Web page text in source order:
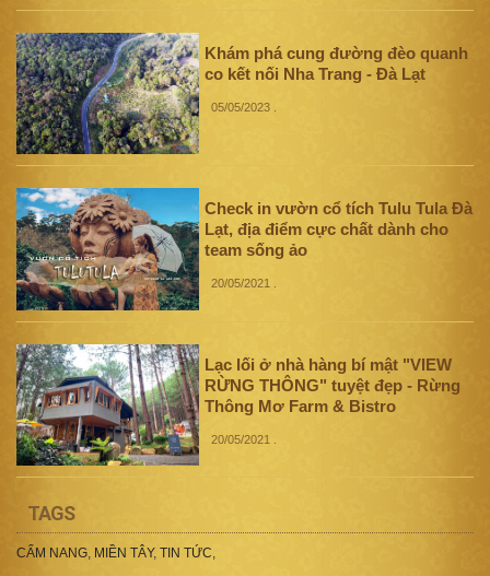
Khám phá cung đường đèo quanh
co kết nối Nha Trang - Đà Lạt
05/05/2023
Check in vườn cổ tích Tulu Tula Đà
Lạt, địa điểm cực chất dành cho
team sống ảo
20/05/2021
Lạc lối ở nhà hàng bí mật "VIEW
RỪNG THÔNG" tuyệt đẹp - Rừng
Thông Mơ Farm & Bistro
20/05/2021
TAGS
CẨM NANG, MIỀN TÂY, TIN TỨC,